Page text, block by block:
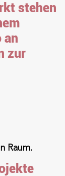
stehen
an
zur
Raum.